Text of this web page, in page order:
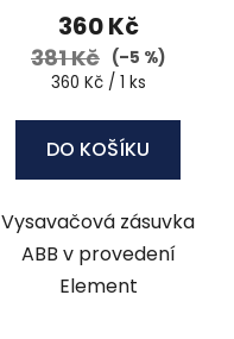
360 Kč
381 Kč (–5 %)
Měrná
360 Kč / 1 ks
DO KOŠÍKU
Vysavačová zásuvka
ABB v provedení
Element